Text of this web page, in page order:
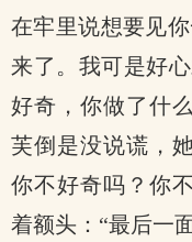
在牢里说想要见
来了。我可是好
好奇，你做了什
芙倒是没说谎，
你不好奇吗？你
着额头：“最后一